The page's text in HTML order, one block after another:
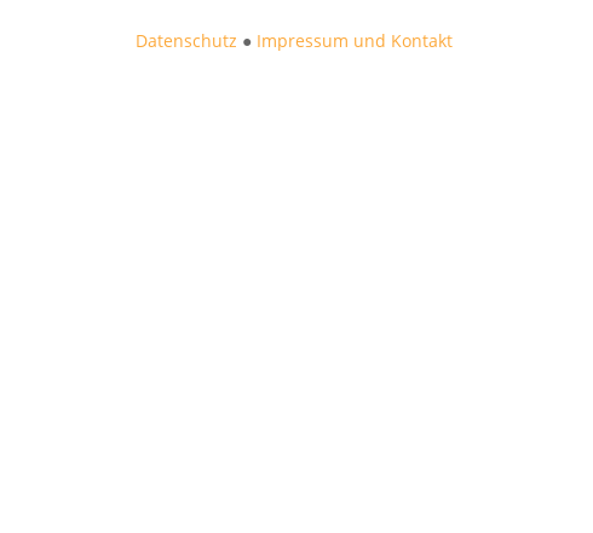
Datenschutz ● Impressum und Kontakt